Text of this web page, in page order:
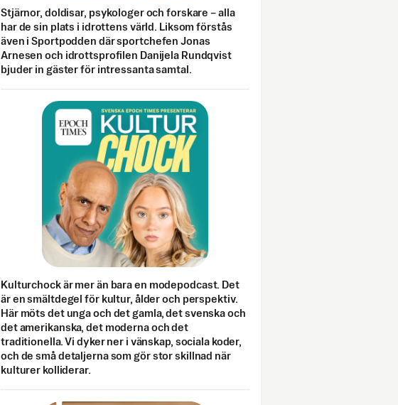
Stjärnor, doldisar, psykologer och forskare – alla
har de sin plats i idrottens värld. Liksom förstås
även i Sportpodden där sportchefen Jonas
Arnesen och idrottsprofilen Danijela Rundqvist
bjuder in gäster för intressanta samtal.
Kulturchock är mer än bara en modepodcast. Det
är en smältdegel för kultur, ålder och perspektiv.
Här möts det unga och det gamla, det svenska och
det amerikanska, det moderna och det
traditionella. Vi dyker ner i vänskap, sociala koder,
och de små detaljerna som gör stor skillnad när
kulturer kolliderar.